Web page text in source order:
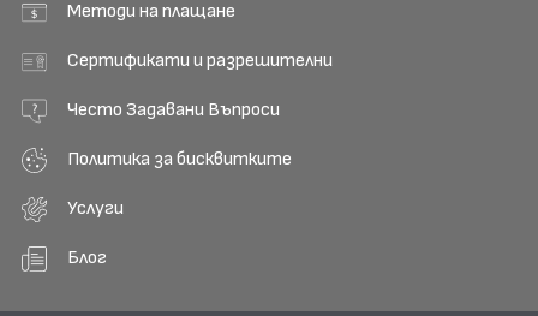
Методи на плащане
Сертификати и разрешителни
Често Задавани Въпроси
Политика за бисквитките
Услуги
Блог